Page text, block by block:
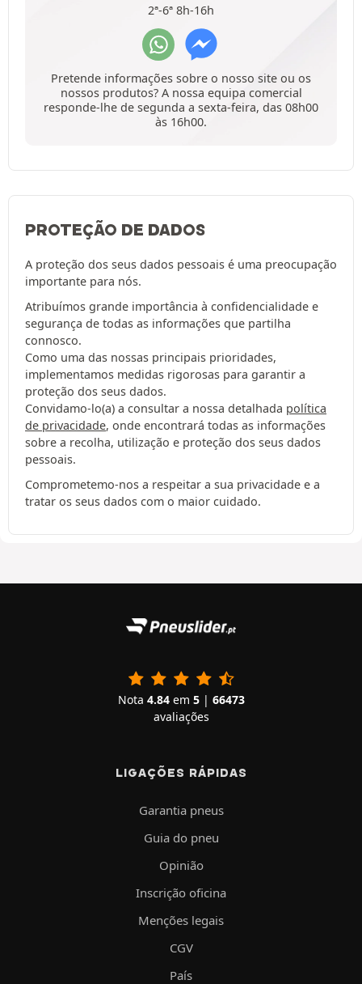
2ª-6ª 8h-16h
Pretende informações sobre o nosso site ou os
nossos produtos? A nossa equipa comercial
responde-lhe de segunda a sexta-feira, das 08h00
às 16h00.
PROTEÇÃO DE DADOS
A proteção dos seus dados pessoais é uma preocupação
importante para nós.
Atribuímos grande importância à confidencialidade e
segurança de todas as informações que partilha
connosco.
Como uma das nossas principais prioridades,
implementamos medidas rigorosas para garantir a
proteção dos seus dados.
Convidamo-lo(a) a consultar a nossa detalhada política
de privacidade, onde encontrará todas as informações
sobre a recolha, utilização e proteção dos seus dados
pessoais.
Comprometemo-nos a respeitar a sua privacidade e a
tratar os seus dados com o maior cuidado.
Nota 4.84em 5| 66473
avaliações
LIGAÇÕES RÁPIDAS
Garantia pneus
Guia do pneu
Opinião
Inscrição oficina
Menções legais
CGV
País